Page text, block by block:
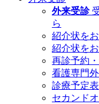
外来受診
ら
紹介状を
紹介状を
再診予約
看護専門
診療予定表
セカンド